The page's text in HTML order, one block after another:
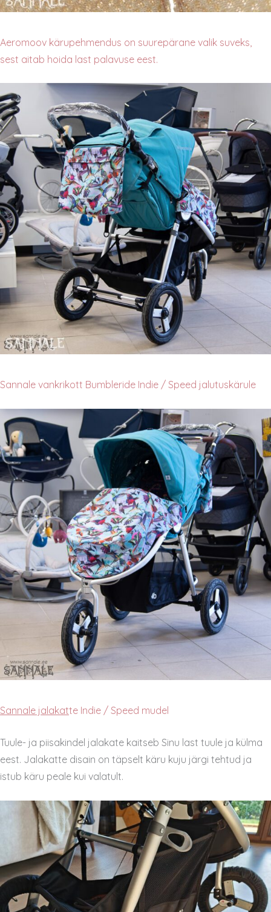
Aeromoov kärupehmendus on suurepärane valik suveks,
sest aitab hoida last palavuse eest.
Sannale vankrikott Bumbleride Indie / Speed jalutuskärule
Sannale jalakatte Indie / Speed mudel
Tuule- ja piisakindel jalakate kaitseb Sinu last tuule ja külma
eest. Jalakatte disain on täpselt käru kuju järgi tehtud ja
istub käru peale kui valatult.